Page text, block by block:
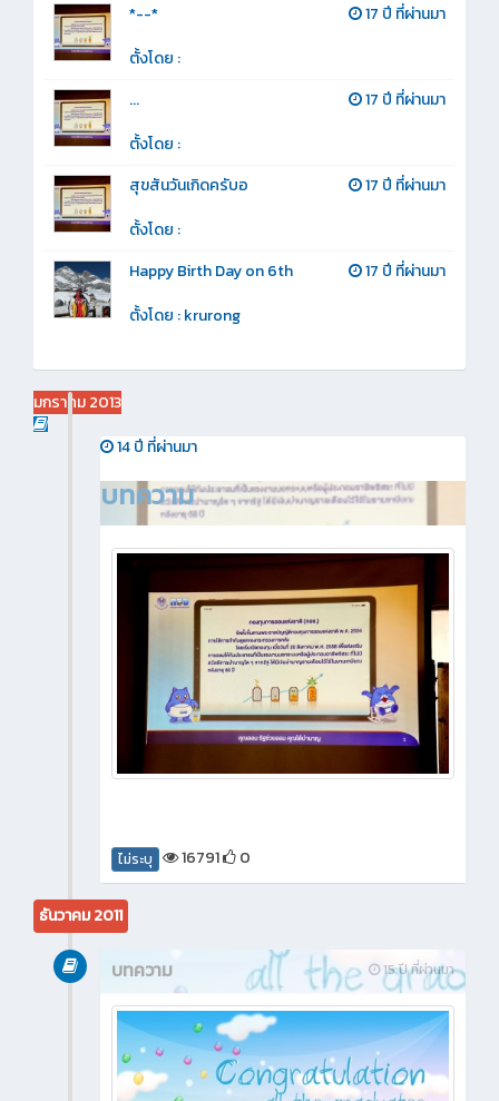
*--*
ตั้งโดย :
17 ปี ที่ผ่านมา
...
ตั้งโดย :
17 ปี ที่ผ่านมา
สุขสันวันเกิดครับอ
ตั้งโดย :
17 ปี ที่ผ่านมา
Happy Birth Day on 6th
ตั้งโดย :krurong
17 ปี ที่ผ่านมา
มกราคม 2013
14 ปี ที่ผ่านมา
บทความ
ไม่ระบุ 16791 0
ธันวาคม 2011
15 ปี ที่ผ่านมา
บทความ